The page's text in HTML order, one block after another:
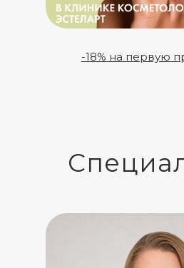
-18% на первую